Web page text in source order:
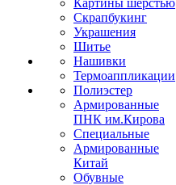
Картины шерстью
Скрапбукинг
Украшения
Шитье
Нашивки
Термоаппликации
Полиэстер
Армированные
ПНК им.Кирова
Специальные
Армированные
Китай
Обувные